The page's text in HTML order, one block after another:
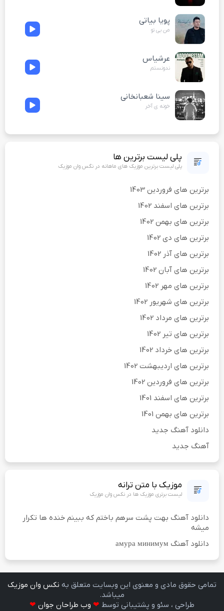
پویا بیاتی
من بی تو
عرشیاس
ندونستم
سینا شعبانخانی
خونه ی آخر
پلی لیست برترین ها
پلی لیست برترین موزیک های ماهانه در نگس وان موزیک
برترین های فروردین 1403
برترین های اسفند 1402
برترین های بهمن 1402
برترین های دی 1402
برترین های آذر 1402
برترین های آبان 1402
برترین های مهر 1402
برترین های شهریور 1402
برترین های مرداد 1402
برترین های تیر 1402
برترین های خرداد 1402
برترین های اردیبهشت 1402
برترین های فروردین 1402
برترین های اسفند 1401
برترین های بهمن 1401
دانلود آهنگ جدید
آهنگ جدید
موزیک با متن ترانه
لیست برتری موزیک ها در نکس وان موزیک
دانلود آهنگ بهت پشت سرهم باختم که ببینم خنده ها تکرار
میشه
دانلود آهنگ амура минимум
تمامی حقوق مادی و معنوی اين وبسايت متعلق به نکس وان موزیک
ميباشد.
طراحی ، سئو و پشتیبانی توسط ❤ وب طراحان جوان ❤